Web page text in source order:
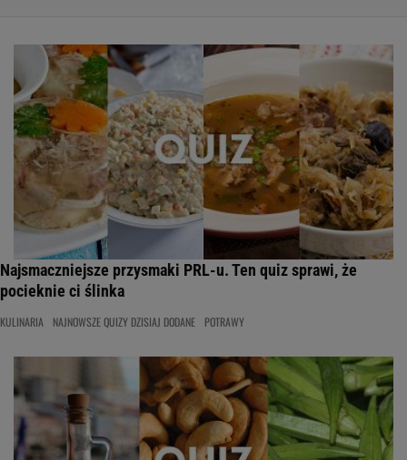
Najsmaczniejsze przysmaki PRL-u. Ten quiz sprawi, że
pocieknie ci ślinka
KULINARIA NAJNOWSZE QUIZY DZISIAJ DODANE POTRAWY